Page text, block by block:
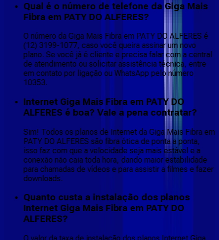
Qual é o número de telefone da Giga Mais
Fibra em PATY DO ALFERES?
O número da Giga Mais Fibra em PATY DO ALFERES é
(12) 3199-1077, caso você queira assinar um novo
plano. Se você já é cliente e precisa falar com a central
de atendimento ou solicitar assistência técnica, entre
em contato por ligação ou WhatsApp pelo número
10353.
Internet Giga Mais Fibra em PATY DO
ALFERES é boa? Vale a pena contratar?
Sim! Todos os planos de Internet da Giga Mais Fibra em
PATY DO ALFERES são fibra ótica de ponta a ponta,
isso faz com que a velocidade seja mais estável e a
conexão não caia toda hora, dando maior estabilidade
para chamadas de vídeos e para assistir a filmes e fazer
downloads.
Quanto custa a instalação dos planos
Internet Giga Mais Fibra em PATY DO
ALFERES?